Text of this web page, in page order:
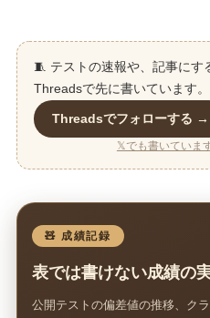
🧵 テストの速報や、記事にす
Threadsで先に書いています。
Threadsでフォローする →
𝕏でも書いていま
🧸 成績記録
表では書けない成績の
公開テストの偏差値の推移、ク